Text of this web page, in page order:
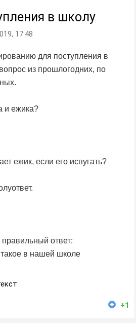
в школу
17:48
для поступления в
из прошлогодних, по
и ежика?
ежик, если его испугать?
правильный ответ:
в нашей школе
+1